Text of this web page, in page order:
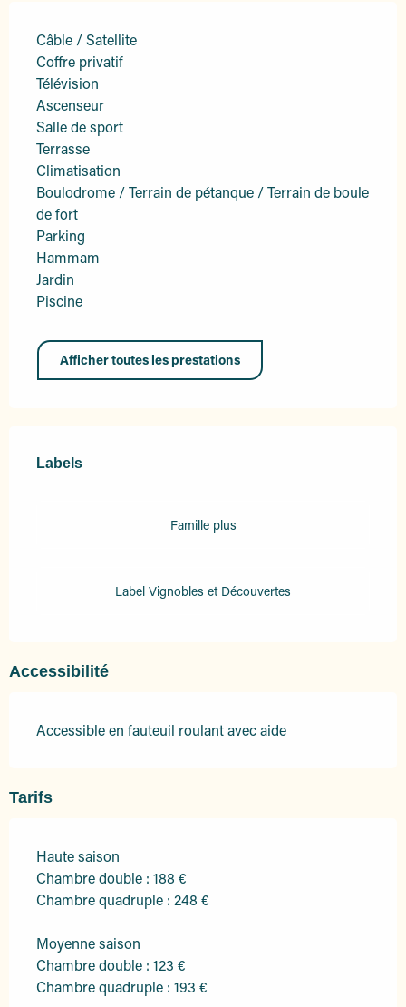
Câble / Satellite
Coffre privatif
Télévision
Ascenseur
Salle de sport
Terrasse
Climatisation
Boulodrome / Terrain de pétanque / Terrain de boule
de fort
Parking
Hammam
Jardin
Piscine
Afficher toutes les prestations
Labels
Labels
Famille plus
Label Vignobles et Découvertes
Accessibilité
Accessible en fauteuil roulant avec aide
Tarifs
Haute saison
Chambre double : 188 €
Chambre quadruple : 248 €
Moyenne saison
Chambre double : 123 €
Chambre quadruple : 193 €